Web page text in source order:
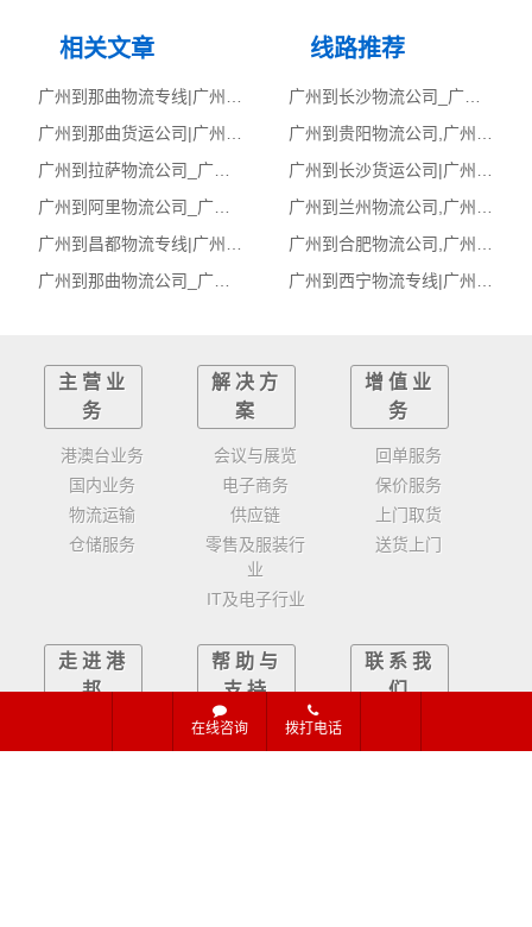
相关文章 线路推荐
主营业
务
港澳台业务
国内业务
物流运输
仓储服务
解决方
案
会议与展览
电子商务
供应链
零售及服装行
业
IT及电子行业
增值业
务
回单服务
保价服务
上门取货
送货上门
走进港
邦
帮助与
支持
常见问题
联系我
们
在线咨询 拨打电话